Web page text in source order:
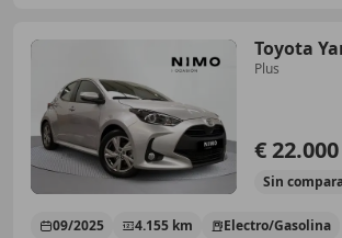
Toyota
Plus
€ 22.000
Sin
09/2025 4.155 km
Electro/Gasolina